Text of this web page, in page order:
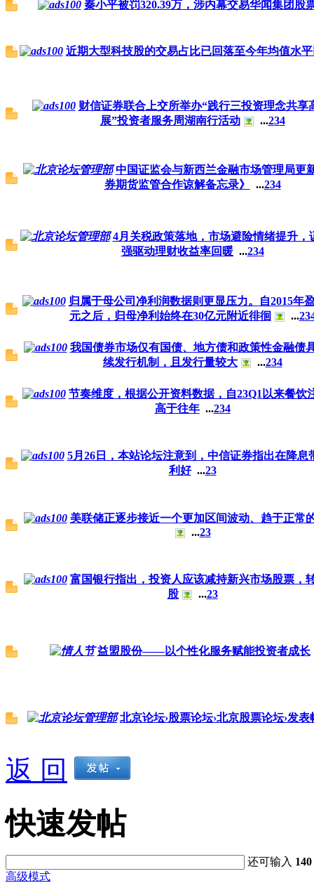
秦小平被罚320.39万，涉内幕交易华闻集团股
近期大型科技股的交易占比已回落至今年均值水
财信证券联合上交所举办“践行三投资理念共享
展”投资者服务周湖南行活动
...234
中国证监会与新西兰金融市场管理局更
券期货监管合作谅解备忘录》
...234
4月关税政策落地，市场避险情绪提升，
强驱动理财收益率回暖 ...234
归属于母公司净利润数据则更显压力。自2015年
元之后，归母净利始终在30亿元附近徘徊
...23
我国债券市场仅有国债、地方债和政策性金融债
续发行机制，且发行量较大
...234
节奏维度，根据公开资料数据，自23Q1以来餐饮
高于往年 ...234
5月26日，本站论坛注意到，中信证券指出在降息
利好 ...23
美联储正逐步接近一个更加区间波动、趋于正常
...23
富国银行指出，投资人应该减持新兴市场股票，
股
...23
益盟股份——以个性化服务赋能投资者成长
北京论坛›股票论坛›北京股票论坛›发表
返 回
快速发帖
还可输入 140
高级模式